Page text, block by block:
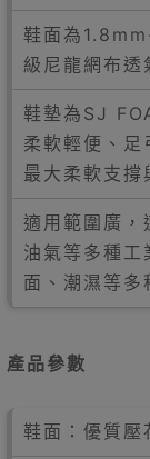
鞋面為
級尼龍網布透
鞋墊為SJ
柔軟輕便、足
最大柔軟支撐
適用範圍廣，
油氣等多種工
面、潮濕等多
產品參數
鞋面：優質壓